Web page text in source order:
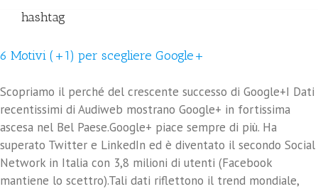
hashtag
6 Motivi (+1) per scegliere Google+
Scopriamo il perché del crescente successo di Google+I Dati
recentissimi di Audiweb mostrano Google+ in fortissima
ascesa nel Bel Paese.Google+ piace sempre di più. Ha
superato Twitter e LinkedIn ed è diventato il secondo Social
Network in Italia con 3,8 milioni di utenti (Facebook
mantiene lo scettro).Tali dati riflettono il trend mondiale,